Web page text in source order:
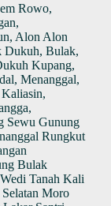
Rowo,
Alon Alon
Dukuh, Bulak,
Kupang,
Menanggal,
Sewu Gunung
Rungkut
Bulak
Tanah Kali
Moro